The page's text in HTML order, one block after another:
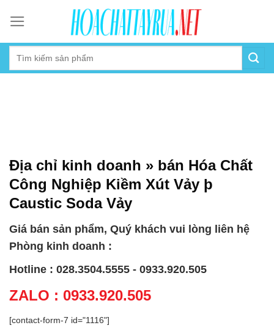
content
Địa chỉ kinh doanh » bán Hóa Chất
Công Nghiệp Kiềm Xút Vảy þ
Caustic Soda Vảy
Giá bán sản phẩm, Quý khách vui lòng liên hệ
Phòng kinh doanh :
Hotline : 028.3504.5555 - 0933.920.505
ZALO : 0933.920.505
[contact-form-7 id="1116"]